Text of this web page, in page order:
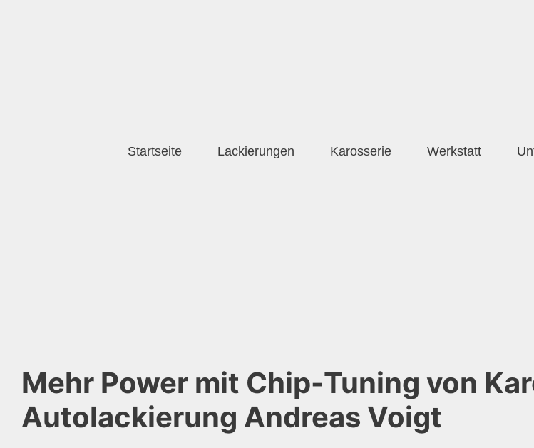
Startseite Lackierungen Karosserie Werkstatt
Mehr Power mit Chip-Tuning von
Autolackierung Andreas Voigt